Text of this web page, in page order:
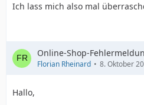
Ich lass mich also mal
Online-Shop-
Florian Rheinard 8. Oktober
Hallo,